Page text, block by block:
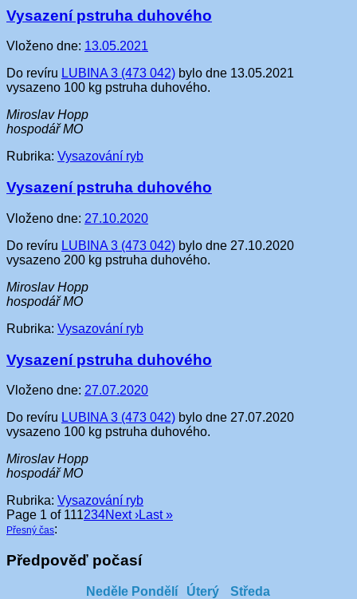
Vysazení pstruha duhového
Vloženo dne: 13.05.2021
Do revíru LUBINA 3 (473 042) bylo dne 13.05.2021
vysazeno 100 kg pstruha duhového.
Miroslav Hopp
hospodář MO
Rubrika: Vysazování ryb
Vysazení pstruha duhového
Vloženo dne: 27.10.2020
Do revíru LUBINA 3 (473 042) bylo dne 27.10.2020
vysazeno 200 kg pstruha duhového.
Miroslav Hopp
hospodář MO
Rubrika: Vysazování ryb
Vysazení pstruha duhového
Vloženo dne: 27.07.2020
Do revíru LUBINA 3 (473 042) bylo dne 27.07.2020
vysazeno 100 kg pstruha duhového.
Miroslav Hopp
hospodář MO
Rubrika: Vysazování ryb
Page 1 of 111234Next ›Last »
Přesný čas:
Předpověď počasí
Neděle Pondělí Úterý Středa